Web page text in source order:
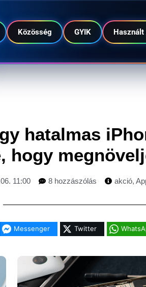
Közösség GYIK Használt
hatalmas
hogy
11:00 8 hozzászólás akció,
Messenger Twitter